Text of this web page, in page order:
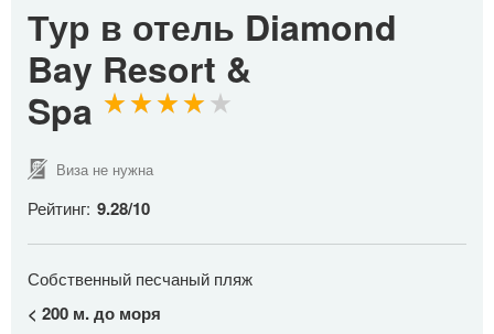
Тур в отель Diamond
Bay Resort &
Spa
Виза не нужна
Рейтинг: 9.28/10
Собственный песчаный пляж
< 200 м. до моря